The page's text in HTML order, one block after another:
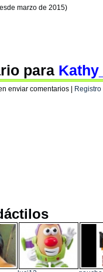
marzo de 2015)
para
enviar comentarios | Registro